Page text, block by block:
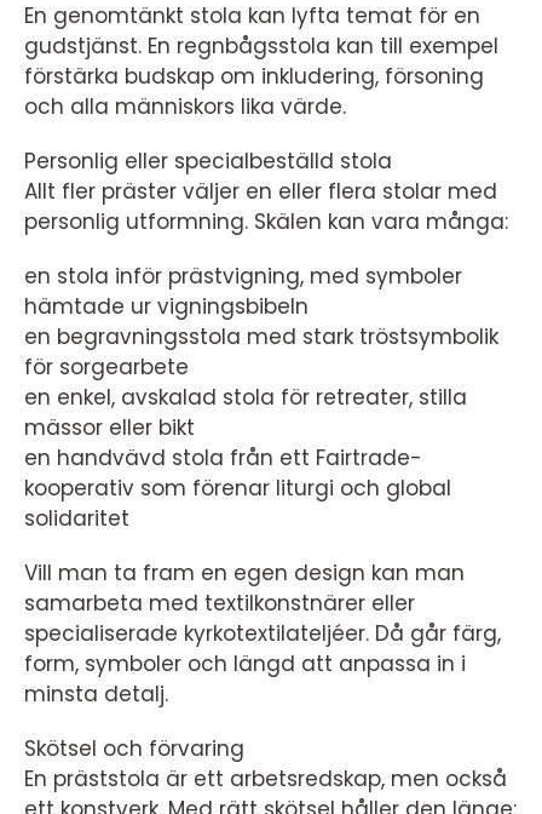
En genomtänkt stola kan lyfta temat för en
gudstjänst. En regnbågsstola kan till exempel
förstärka budskap om inkludering, försoning
och alla människors lika värde.
Personlig eller specialbeställd stola
Allt fler präster väljer en eller flera stolar med
personlig utformning. Skälen kan vara många:
en stola inför prästvigning, med symboler
hämtade ur vigningsbibeln
en begravningsstola med stark tröstsymbolik
för sorgearbete
en enkel, avskalad stola för retreater, stilla
mässor eller bikt
en handvävd stola från ett Fairtrade-
kooperativ som förenar liturgi och global
solidaritet
Vill man ta fram en egen design kan man
samarbeta med textilkonstnärer eller
specialiserade kyrkotextilateljéer. Då går färg,
form, symboler och längd att anpassa in i
minsta detalj.
Skötsel och förvaring
En präststola är ett arbetsredskap, men också